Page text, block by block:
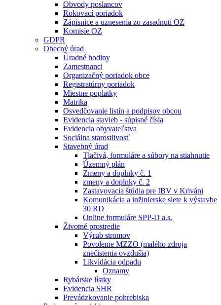
Obvody poslancov
Rokovací poriadok
Zápisnice a uznesenia zo zasadnutí OZ
Komisie OZ
GDPR
Obecný úrad
Úradné hodiny
Zamestnanci
Organizačný poriadok obce
Registratúrny poriadok
Miestne poplatky
Matrika
Osvedčovanie listín a podpisov obcou
Evidencia stavieb - súpisné čísla
Evidencia obyvateľstva
Sociálna starostlivosť
Stavebný úrad
Tlačivá, formuláre a súbory na stiahnutie
Územný plán
Zmeny a doplnky č. 1
zmeny a doplnky č. 2
Zastavovacia štúdia pre IBV v Kriváni
Komunikácia a inžinierske siete k výstavbe
30 RD
Online formuláre SPP-D a.s.
Životné prostredie
Výrub stromov
Povolenie MZZO (malého zdroja
znečistenia ovzdušia)
Likvidácia odpadu
Oznamy
Rybárske lístky
Evidencia SHR
Prevádzkovanie pohrebiska